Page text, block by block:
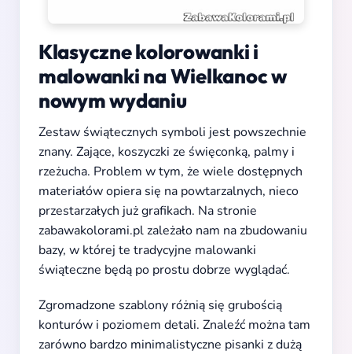
Klasyczne kolorowanki i
malowanki na Wielkanoc w
nowym wydaniu
Zestaw świątecznych symboli jest powszechnie
znany. Zające, koszyczki ze święconką, palmy i
rzeżucha. Problem w tym, że wiele dostępnych
materiałów opiera się na powtarzalnych, nieco
przestarzałych już grafikach. Na stronie
zabawakolorami.pl zależało nam na zbudowaniu
bazy, w której te tradycyjne malowanki
świąteczne będą po prostu dobrze wyglądać.
Zgromadzone szablony różnią się grubością
konturów i poziomem detali. Znaleźć można tam
zarówno bardzo minimalistyczne pisanki z dużą